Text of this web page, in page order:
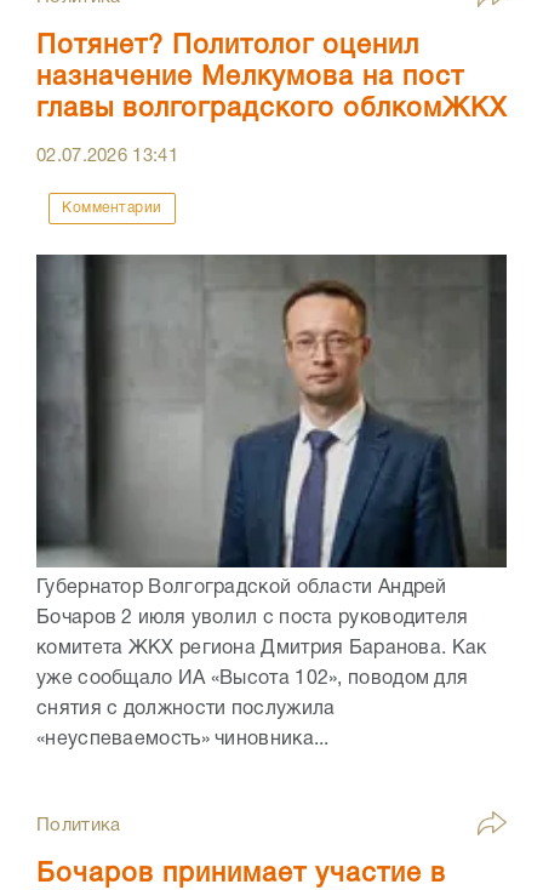
Потянет? Политолог оценил
назначение Мелкумова на пост
главы волгоградского облкомЖКХ
02.07.2026 13:41
Комментарии
Губернатор Волгоградской области Андрей
Бочаров 2 июля уволил с поста руководителя
комитета ЖКХ региона Дмитрия Баранова. Как
уже сообщало ИА «Высота 102», поводом для
снятия с должности послужила
«неуспеваемость» чиновника...
Политика
Бочаров принимает участие в